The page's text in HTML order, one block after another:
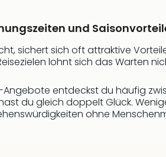
und
sichert sich oft attraktive
lohnt sich das Warten
entdeckst du häufig
du gleich doppelt Glück.
ohne